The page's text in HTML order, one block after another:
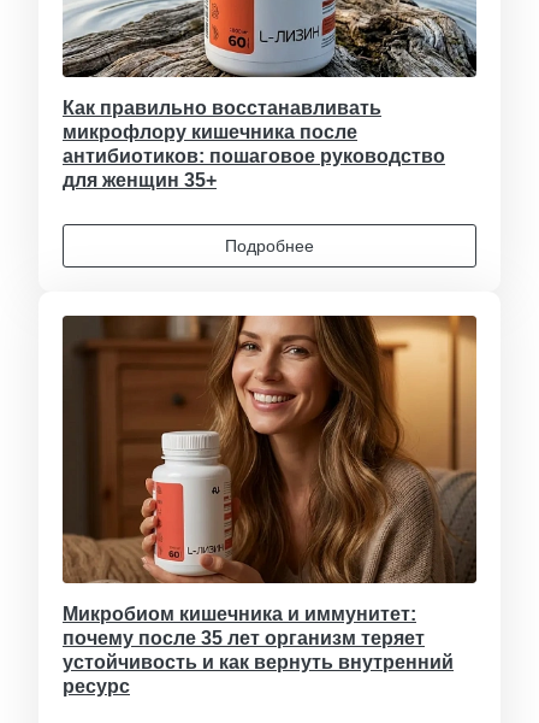
Как правильно восстанавливать
микрофлору кишечника после
антибиотиков: пошаговое руководство
для женщин 35+
Подробнее
Микробиом кишечника и иммунитет:
почему после 35 лет организм теряет
устойчивость и как вернуть внутренний
ресурс